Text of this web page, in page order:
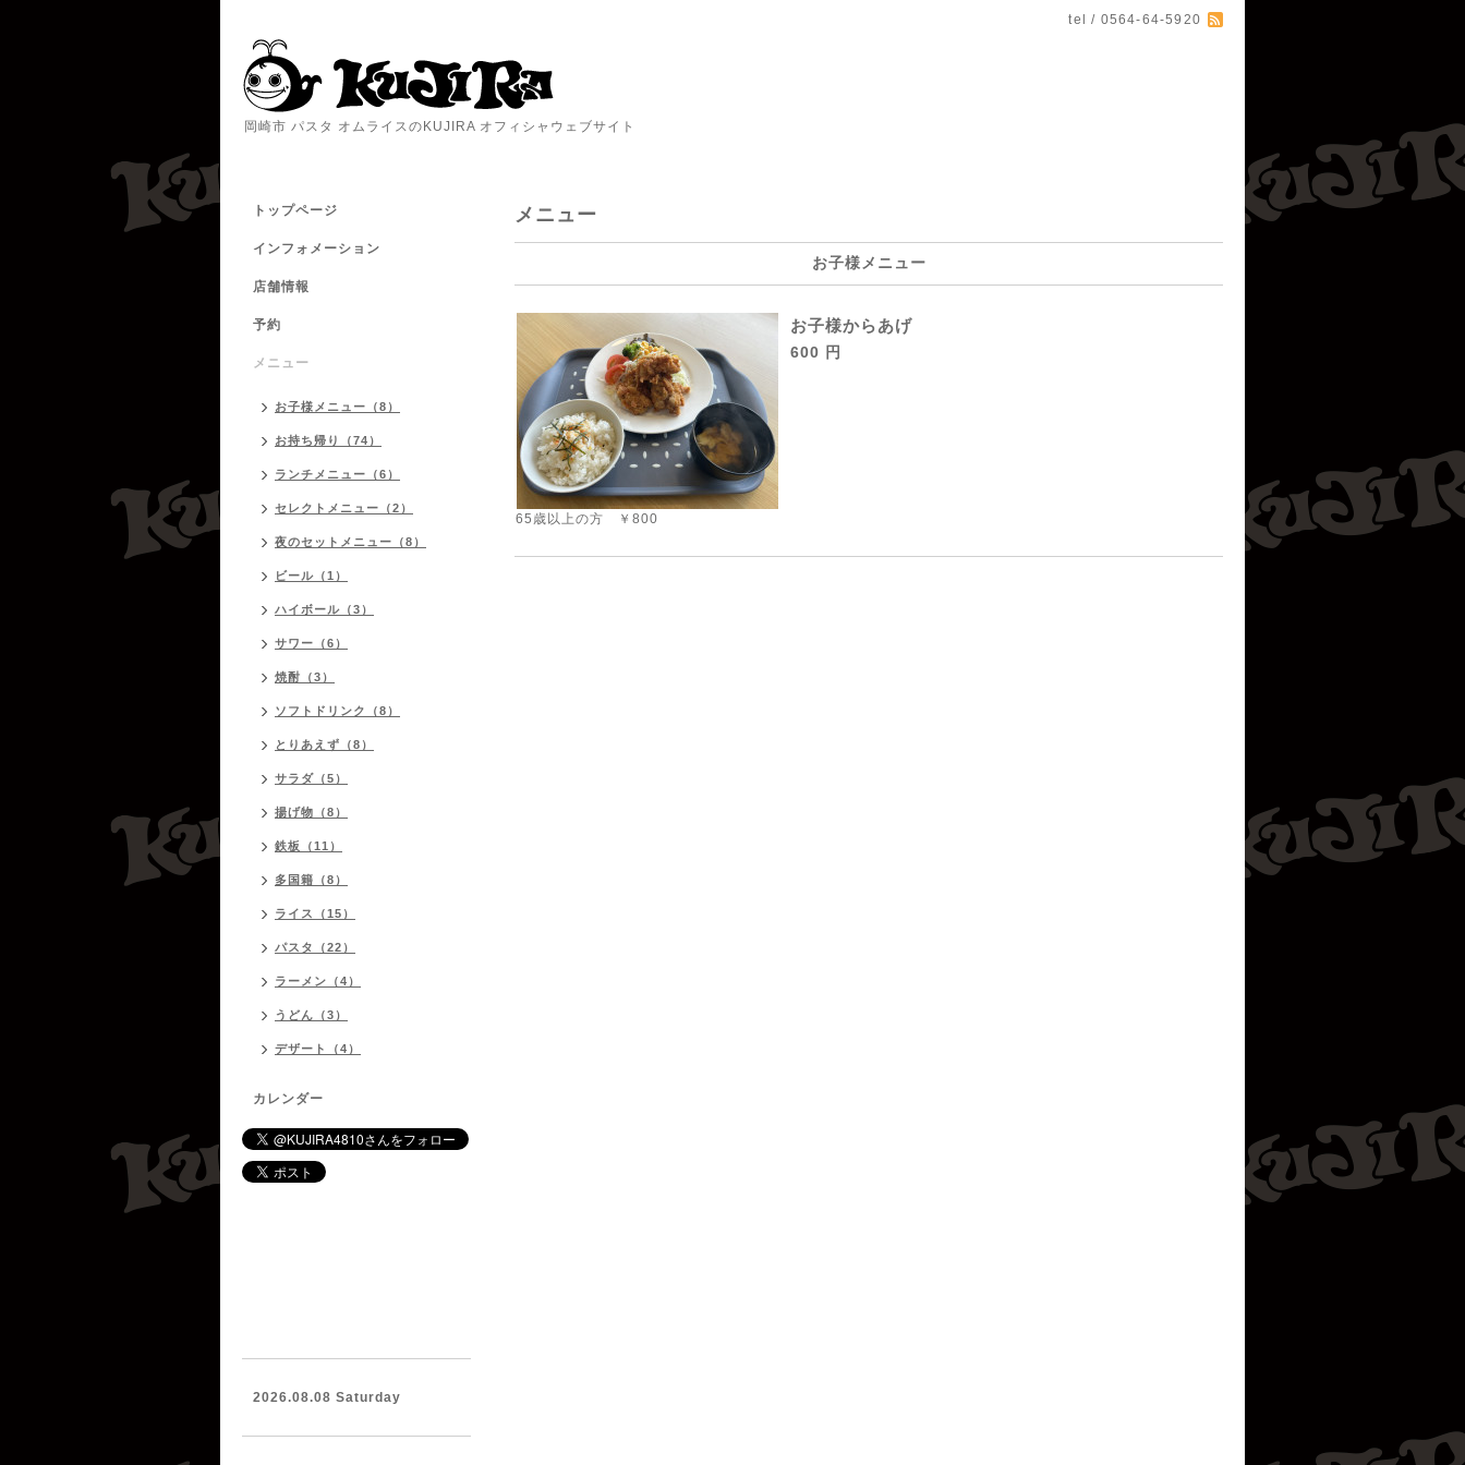
tel / 0564-64-5920
岡崎市 パスタ オムライスのKUJIRA オフィシャウェブサイト
メニュー
お子様メニュー
お子様からあげ
600 円
65歳以上の方 ￥800
トップページ
インフォメーション
店舗情報
予約
メニュー
お子様メニュー（8）
お持ち帰り（74）
ランチメニュー（6）
セレクトメニュー（2）
夜のセットメニュー（8）
ビール（1）
ハイボール（3）
サワー（6）
焼酎（3）
ソフトドリンク（8）
とりあえず（8）
サラダ（5）
揚げ物（8）
鉄板（11）
多国籍（8）
ライス（15）
パスタ（22）
ラーメン（4）
うどん（3）
デザート（4）
カレンダー
2026.08.08 Saturday